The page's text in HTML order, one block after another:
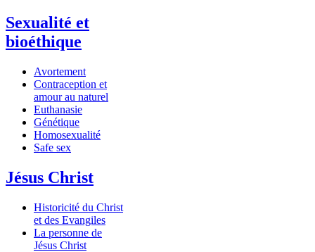
Sexualité et
bioéthique
Avortement
Contraception et
amour au naturel
Euthanasie
Génétique
Homosexualité
Safe sex
Jésus Christ
Historicité du Christ
et des Evangiles
La personne de
Jésus Christ